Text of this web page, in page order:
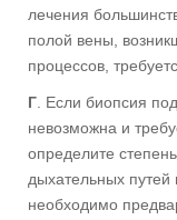
лечения
полой вены,
процессов,
Г . Если биопсия под
невозможна и
определите
дыхательных путей
необходимо